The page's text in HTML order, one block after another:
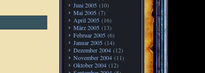
Juni 2005 (10)
Mai 2005 (7)
April 2005 (16)
März 2005 (13)
Februar 2005 (6)
Januar 2005 (14)
Dezember 2004 (12)
November 2004 (11)
Oktober 2004 (12)